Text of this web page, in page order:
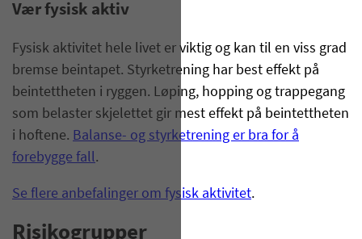
Vær fysisk aktiv
Fysisk aktivitet hele livet er viktig og kan til en viss grad
bremse beintapet. Styrketrening har best effekt på
beintettheten i ryggen. Løping, hopping og trappegang
som belaster skjelettet gir mest effekt på beintettheten
i hoftene. Balanse- og styrketrening er bra for å
forebygge fall.
Se flere anbefalinger om fysisk aktivitet.
Risikogrupper